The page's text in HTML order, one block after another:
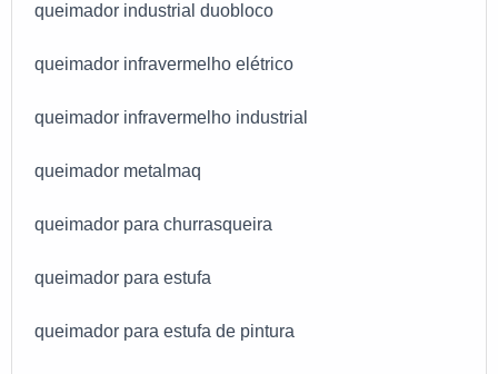
queimador industrial duobloco
queimador infravermelho elétrico
queimador infravermelho industrial
queimador metalmaq
queimador para churrasqueira
queimador para estufa
queimador para estufa de pintura